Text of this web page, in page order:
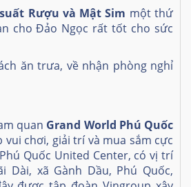
Rượu và Mật Sim một thứ
cho Đảo Ngọc rất tốt cho sức
ăn trưa, về nhận phòng nghỉ
quan Grand World Phú Quốc
chơi, giải trí và mua sắm cực
Quốc United Center, có vị trí
Dài, xã Gành Dầu, Phú Quốc,